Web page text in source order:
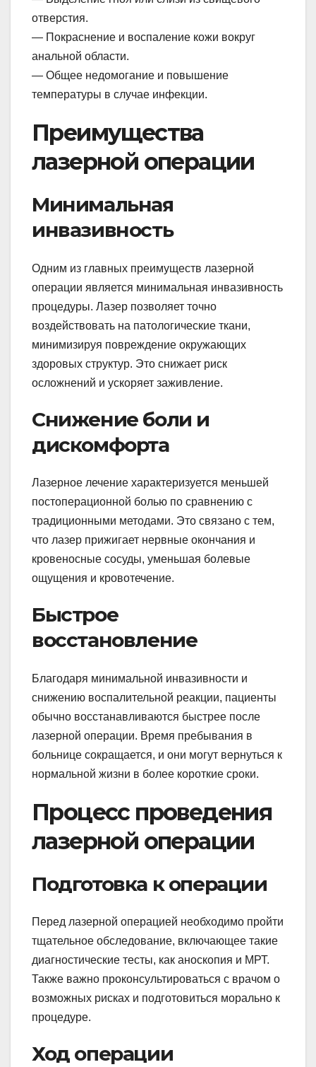
отверстия.
— Покраснение и воспаление кожи вокруг
анальной области.
— Общее недомогание и повышение
температуры в случае инфекции.
Преимущества
лазерной операции
Минимальная
инвазивность
Одним из главных преимуществ лазерной
операции является минимальная инвазивность
процедуры. Лазер позволяет точно
воздействовать на патологические ткани,
минимизируя повреждение окружающих
здоровых структур. Это снижает риск
осложнений и ускоряет заживление.
Снижение боли и
дискомфорта
Лазерное лечение характеризуется меньшей
постоперационной болью по сравнению с
традиционными методами. Это связано с тем,
что лазер прижигает нервные окончания и
кровеносные сосуды, уменьшая болевые
ощущения и кровотечение.
Быстрое
восстановление
Благодаря минимальной инвазивности и
снижению воспалительной реакции, пациенты
обычно восстанавливаются быстрее после
лазерной операции. Время пребывания в
больнице сокращается, и они могут вернуться к
нормальной жизни в более короткие сроки.
Процесс проведения
лазерной операции
Подготовка к операции
Перед лазерной операцией необходимо пройти
тщательное обследование, включающее такие
диагностические тесты, как аноскопия и МРТ.
Также важно проконсультироваться с врачом о
возможных рисках и подготовиться морально к
процедуре.
Ход операции